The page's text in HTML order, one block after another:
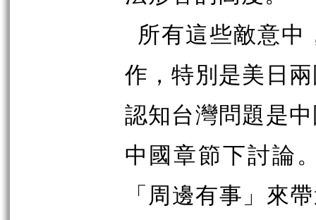
所有這些敵意
作，特別是美日
認知台灣問題是
中國章節下討論
「周邊有事」來